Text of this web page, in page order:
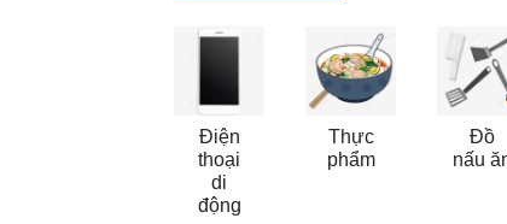
Điện
thoại
di
động
Thực
phẩm
Đồ
nấu